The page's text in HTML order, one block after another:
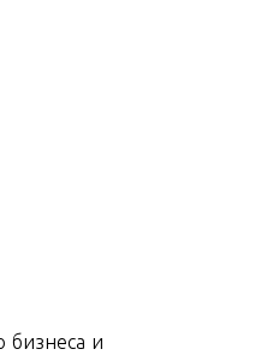
бизнеса и